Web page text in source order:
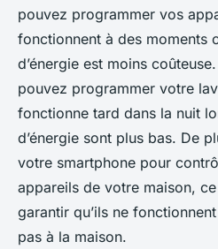
pouvez programmer vos
fonctionnent à des moments
d’énergie est moins
pouvez programmer votre
fonctionne tard dans la nuit
d’énergie sont plus bas. De
votre smartphone pour
appareils de votre maison,
garantir qu’ils ne
pas à la maison.